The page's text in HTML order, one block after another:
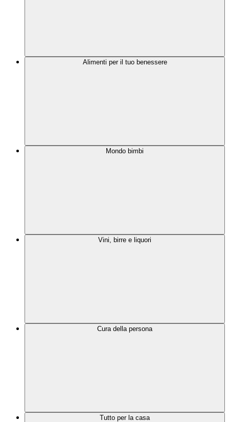
Alimenti per il tuo benessere
Mondo bimbi
Vini, birre e liquori
Cura della persona
Tutto per la casa